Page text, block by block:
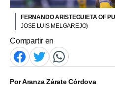
FERNANDO ARISTEGUIETA OF
JOSE LUIS MELGAREJO)
Compartir en
PorAranza Zárate Córdova